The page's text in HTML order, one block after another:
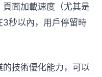
面加載速度（尤其是
秒以內，用戶停留時
的技術優化能力，可以